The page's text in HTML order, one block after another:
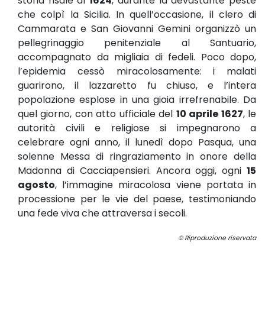
che colpì la Sicilia. In quell’occasione, il clero di
Cammarata e San Giovanni Gemini organizzò un
pellegrinaggio penitenziale al Santuario,
accompagnato da migliaia di fedeli. Poco dopo,
l’epidemia cessò miracolosamente: i malati
guarirono, il lazzaretto fu chiuso, e l’intera
popolazione esplose in una gioia irrefrenabile. Da
quel giorno, con atto ufficiale del 10 aprile 1627, le
autorità civili e religiose si impegnarono a
celebrare ogni anno, il lunedì dopo Pasqua, una
solenne Messa di ringraziamento in onore della
Madonna di Cacciapensieri. Ancora oggi, ogni 15
agosto, l’immagine miracolosa viene portata in
processione per le vie del paese, testimoniando
una fede viva che attraversa i secoli.
© Riproduzione riservata